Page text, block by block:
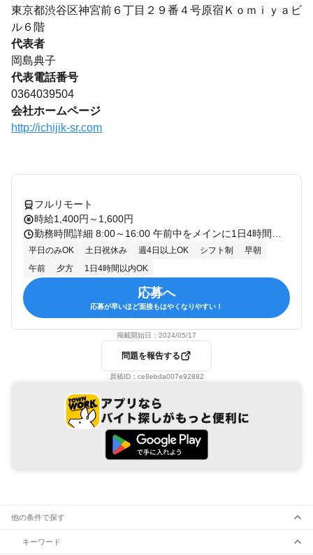
東京都渋谷区神宮前６丁目２９番４号原宿Ｋｏｍｉｙａビ
ル６階
代表者
岡島典子
代表電話番号
0364039504
会社ホームページ
http://ichijik-sr.com
フルリモート
時給1,400円～1,600円
平日のみOK 土日祝休み 週4日以上OK シフト制
早朝
午前
夕方 1日4時間以内OK
応募へ
応募が早いほど面接もはやくなりやすい！
掲載開始日： 2024/05/17
問題を報告する
原稿ID： ce8ebda007e92882
他の条件で探す
キーワード